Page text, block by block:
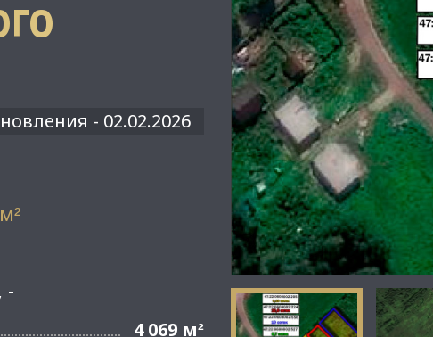
- 02.02.2026
²
-
4 069 м²